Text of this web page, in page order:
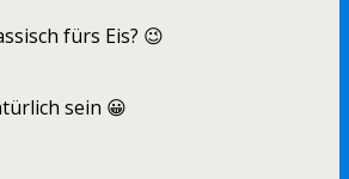
fürs Eis? 😉
sein 😀